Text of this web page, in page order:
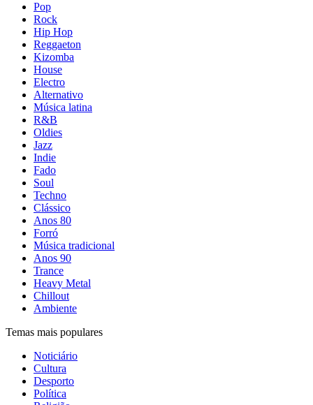
Pop
Rock
Hip Hop
Reggaeton
Kizomba
House
Electro
Alternativo
Música latina
R&B
Oldies
Jazz
Indie
Fado
Soul
Techno
Clássico
Anos 80
Forró
Música tradicional
Anos 90
Trance
Heavy Metal
Chillout
Ambiente
Temas mais populares
Noticiário
Cultura
Desporto
Política